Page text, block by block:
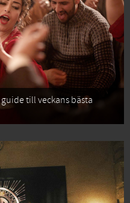
guide till veckans bästa